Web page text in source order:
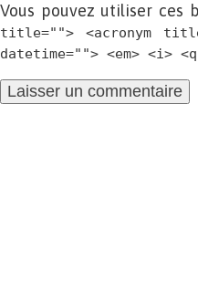
Vous pouvez utiliser ces
title=""> <acronym
datetime=""> <em> <i>